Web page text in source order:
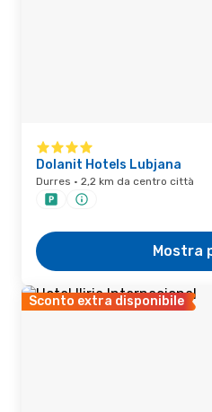
Dolanit Hotels Lubjana
Durres · 2,2 km da centro città
Mostra
Sconto extra disponibile